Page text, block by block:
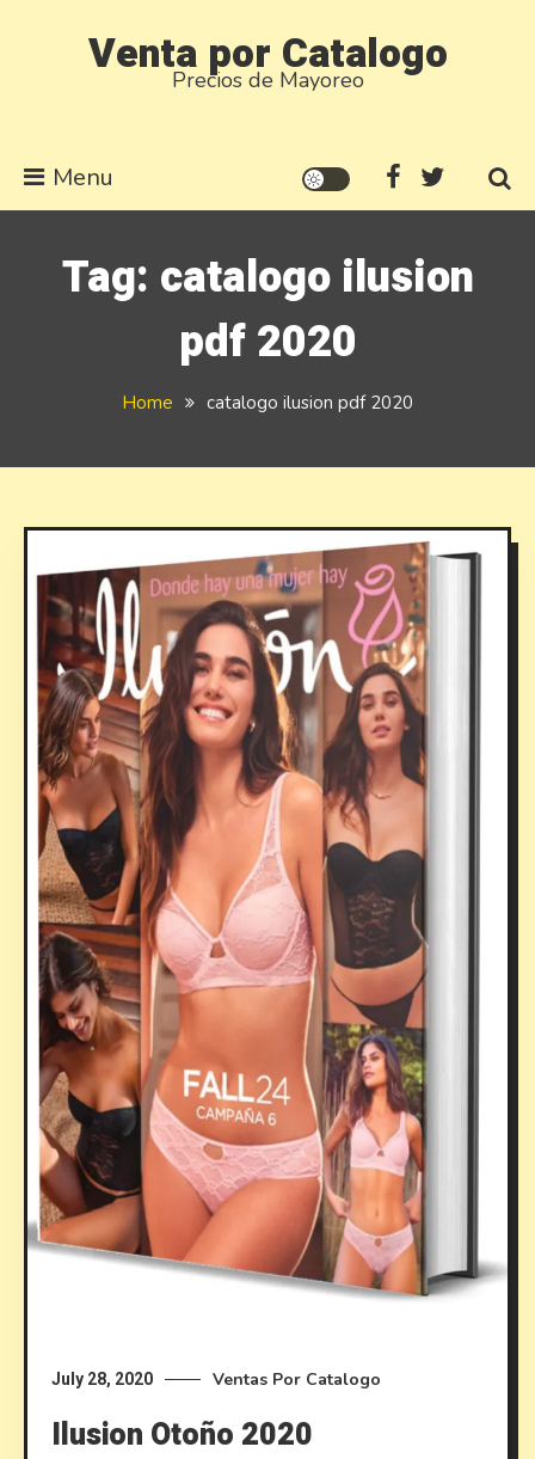
Venta por Catalogo
Precios de Mayoreo
Menu
Tag: catalogo ilusion
pdf 2020
Home catalogo ilusion pdf 2020
July 28, 2020 Ventas Por Catalogo
Ilusion Otoño 2020